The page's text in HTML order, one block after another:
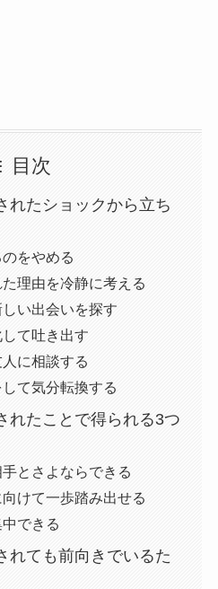
目次
れたショックから立ち
をやめる
理由を冷静に考える
い出会いを探す
て吐き出す
に相談する
て気分転換する
れたことで得られる3つ
とさよならできる
けて一歩踏み出せる
できる
れても前向きでいるた